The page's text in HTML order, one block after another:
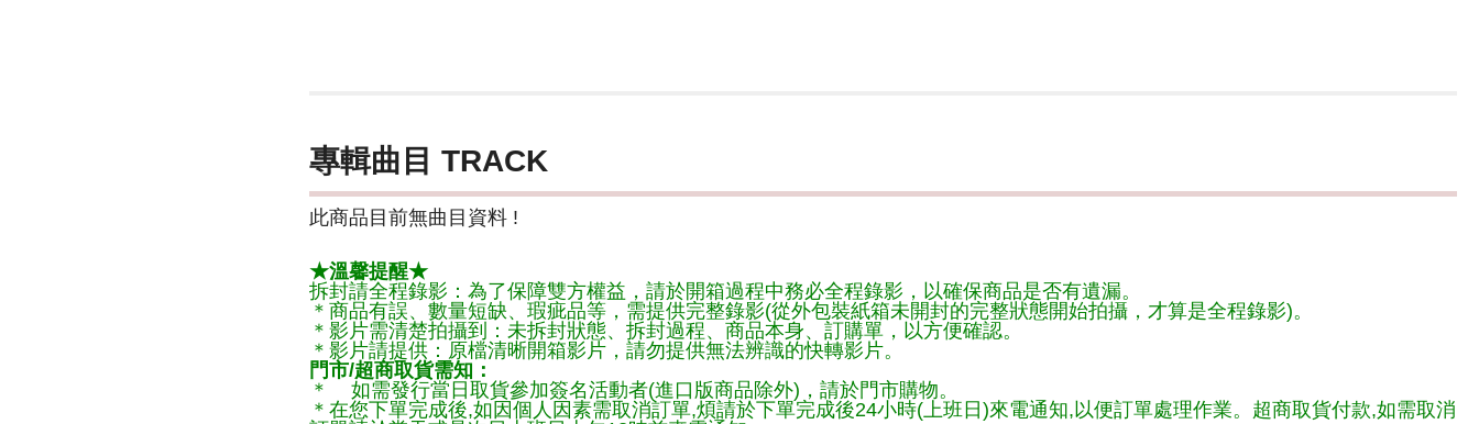
專輯曲目 TRACK
此商品目前無曲目資料 !
★溫馨提醒★
拆封請全程錄影：為了保障雙方權益，請於開箱過程中務必全程錄影，以確保商品是否有遺漏。
＊商品有誤、數量短缺、瑕疵品等，需提供完整錄影(從外包裝紙箱未開封的完整狀態開始拍攝，才算是全程錄影)。
＊影片需清楚拍攝到：未拆封狀態、拆封過程、商品本身、訂購單，以方便確認。
＊影片請提供：原檔清晰開箱影片，請勿提供無法辨識的快轉影片。
門市/超商取貨需知：
＊ 如需發行當日取貨參加簽名活動者(進口版商品除外)，請於門市購物。
＊在您下單完成後,如因個人因素需取消訂單,煩請於下單完成後24小時(上班日)來電通知,以便訂單處理作業。超商取貨付款,如需取消